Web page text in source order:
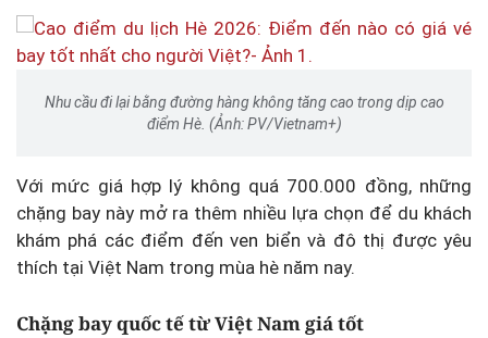
Nhu cầu đi lại bằng đường hàng không tăng cao trong dịp cao
điểm Hè. (Ảnh: PV/Vietnam+)
Với mức giá hợp lý không quá 700.000 đồng, những
chặng bay này mở ra thêm nhiều lựa chọn để du khách
khám phá các điểm đến ven biển và đô thị được yêu
thích tại Việt Nam trong mùa hè năm nay.
Chặng bay quốc tế từ Việt Nam giá tốt